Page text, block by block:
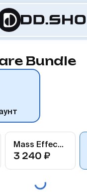
Bundle
Mass Effect: Andromeda – Standard Recruit Edition
3 240 ₽